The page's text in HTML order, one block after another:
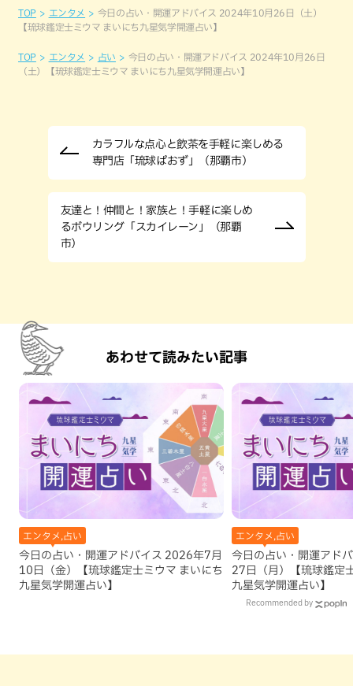
TOP エンタメ
今日の占い・開運アドバイス 2024年10月26日（土）
【琉球鑑定士ミウマ まいにち九星気学開運占い】
TOP エンタメ 占い
今日の占い・開運アドバイス 2024年10月26日
（土）【琉球鑑定士ミウマ まいにち九星気学開運占い】
カラフルな点心と飲茶を手軽に楽しめる
専門店「琉球ぱおず」（那覇市）
友達と！仲間と！家族と！手軽に楽しめ
るボウリング「スカイレーン」（那覇
市）
あわせて読みたい記事
エンタメ,占い
今日の占い・開運アドバイス 2026年7月
10日（金）【琉球鑑定士ミウマ まいにち
九星気学開運占い】
エンタメ,占い
今日の占い・開運アド
27日（月）【琉球鑑定
九星気学開運占い】
Recommended by